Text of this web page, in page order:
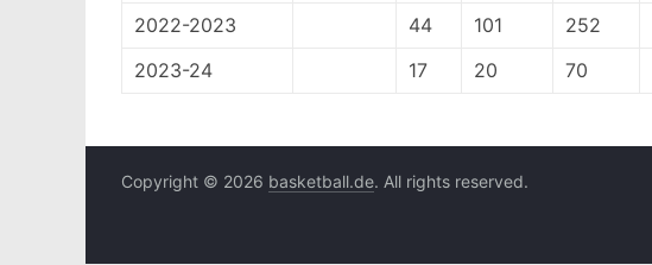
2022-2023
44 101 252
2023-24
17 20 70
Copyright © 2026 basketball.de. All rights reserved.